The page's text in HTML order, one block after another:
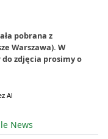
pobrana z
Warszawa). W
zdjęcia prosimy o
News